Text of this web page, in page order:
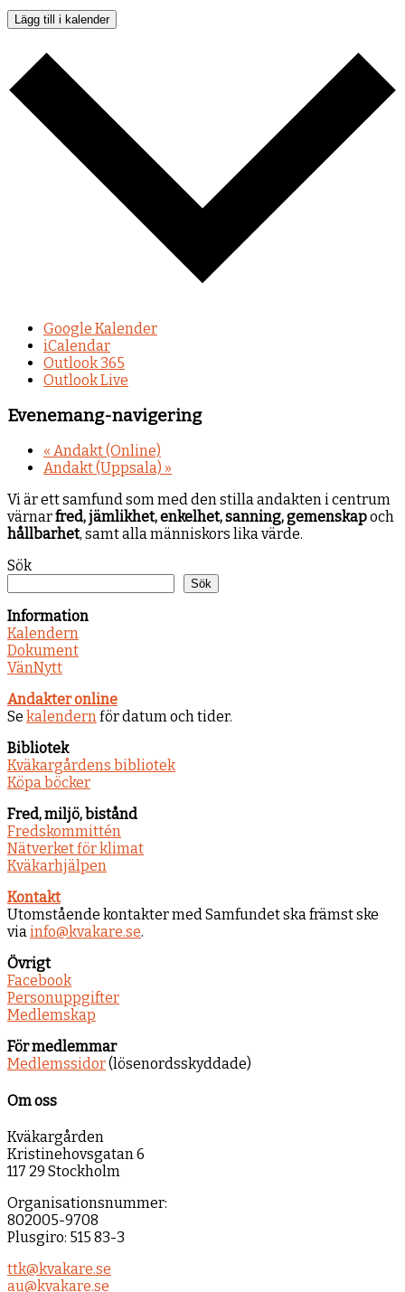
Lägg till i kalender
Google Kalender
iCalendar
Outlook 365
Outlook Live
Evenemang-navigering
« Andakt (Online)
Andakt (Uppsala) »
Vi är ett samfund som med den stilla andakten i centrum
värnarfred, jämlikhet, enkelhet, sanning, gemenskapoch
hållbarhet, samt alla människors lika värde.
Sök
Sök
Information
Kalendern
Dokument
VänNytt
Andakter online
Se kalendernför datum och tider.
Bibliotek
Kväkargårdens bibliotek
Köpa böcker
Fred, miljö, bistånd
Fredskommittén
Nätverket för klimat
Kväkarhjälpen
Kontakt
Utomstående kontakter med Samfundet ska främst ske
viainfo@kvakare.se.
Övrigt
Facebook
Personuppgifter
Medlemskap
För medlemmar
Medlemssidor(lösenordsskyddade)
Om oss
Kväkargården
Kristinehovsgatan 6
117 29 Stockholm
Organisationsnummer:
802005-9708
Plusgiro: 515 83-3
ttk@kvakare.se
au@kvakare.se